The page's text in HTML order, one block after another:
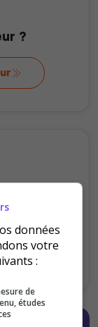
?
données
votre
:
de
études